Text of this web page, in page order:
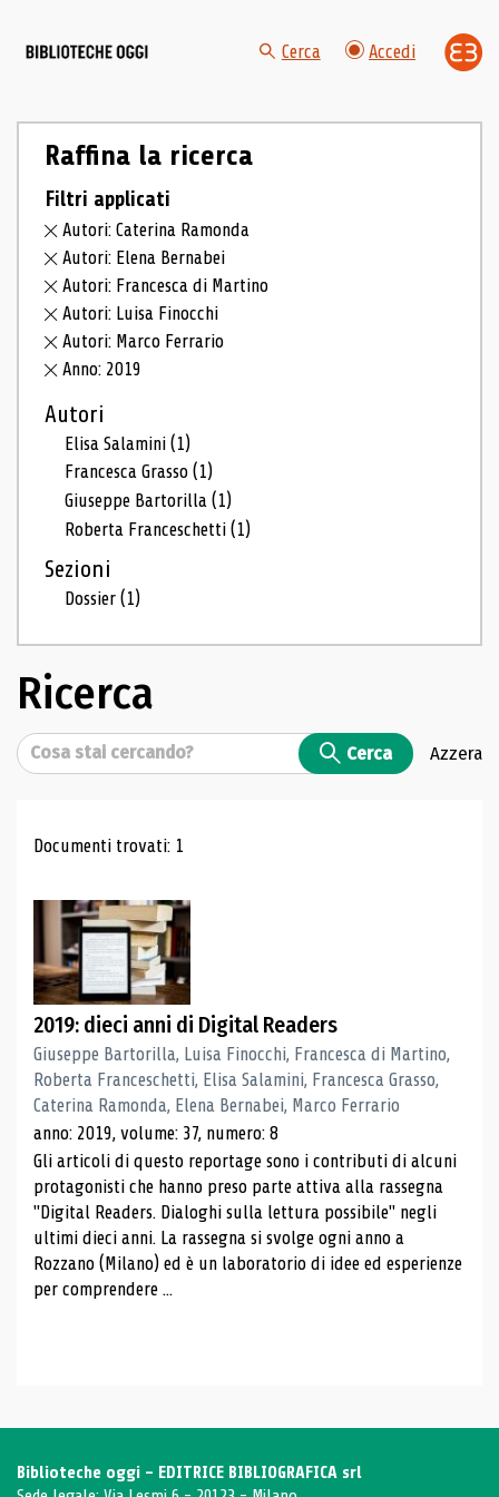
Cerca Accedi
Raffina la ricerca
Filtri applicati
Autori: Caterina Ramonda
Autori: Elena Bernabei
Autori: Francesca di Martino
Autori: Luisa Finocchi
Autori: Marco Ferrario
Anno: 2019
Autori
Elisa Salamini(1)
Francesca Grasso(1)
Giuseppe Bartorilla(1)
Roberta Franceschetti(1)
Sezioni
Dossier(1)
Ricerca
Cerca Cerca Azzera
Risultati di ricerca
Documenti trovati: 1
2019: dieci anni di Digital Readers
Giuseppe Bartorilla, Luisa Finocchi, Francesca di Martino,
Roberta Franceschetti, Elisa Salamini, Francesca Grasso,
Caterina Ramonda, Elena Bernabei, Marco Ferrario
anno: 2019, volume: 37, numero: 8
Gli articoli di questo reportage sono i contributi di alcuni
protagonisti che hanno preso parte attiva alla rassegna
"Digital Readers. Dialoghi sulla lettura possibile" negli
ultimi dieci anni. La rassegna si svolge ogni anno a
Rozzano (Milano) ed è un laboratorio di idee ed esperienze
per comprendere ...
Biblioteche oggi - EDITRICE BIBLIOGRAFICA srl